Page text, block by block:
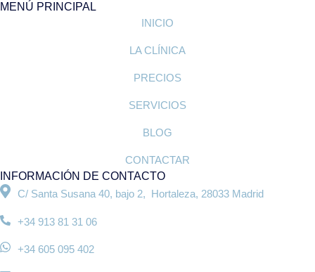
MENÚ PRINCIPAL
INICIO
LA CLÍNICA
PRECIOS
SERVICIOS
BLOG
CONTACTAR
INFORMACIÓN DE CONTACTO
C/ Santa Susana 40, bajo 2, Hortaleza, 28033 Madrid
+34 913 81 31 06
+34 605 095 402